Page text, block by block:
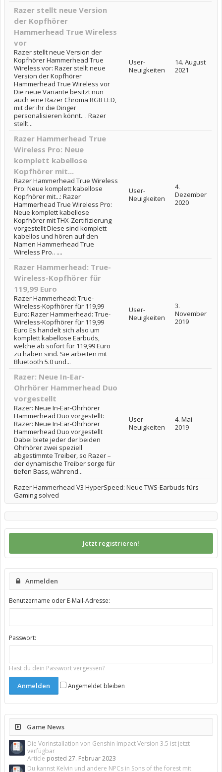
Razer stellt neue Version
der Kopfhörer
Hammerhead True Wireless
vor
Razer stellt neue Version der
Kopfhörer Hammerhead True
Wireless vor: Razer stellt neue
Version der Kopfhörer
Hammerhead True Wireless vor
Die neue Variante besitzt nun
auch eine Razer Chroma RGB LED,
mit der ihr die Dinger
personalisieren könnt.. . Razer
stellt...
User-
Neuigkeiten
14. August
2021
Razer Hammerhead True
Wireless Pro: Neue
komplett kabellose
Kopfhörer mit...
Razer Hammerhead True Wireless
Pro: Neue komplett kabellose
Kopfhörer mit...: Razer
Hammerhead True Wireless Pro:
Neue komplett kabellose
Kopfhörer mit THX-Zertifizierung
vorgestellt Diese sind komplett
kabellos und hören auf den
Namen Hammerhead True
Wireless Pro.. ....
User-
Neuigkeiten
4.
Dezember
2020
Razer Hammerhead: True-
Wireless-Kopfhörer für
119,99 Euro
Razer Hammerhead: True-
Wireless-Kopfhörer für 119,99
Euro: Razer Hammerhead: True-
Wireless-Kopfhörer für 119,99
Euro Es handelt sich also um
komplett kabellose Earbuds,
welche ab sofort für 119,99 Euro
zu haben sind. Sie arbeiten mit
Bluetooth 5.0 und...
User-
Neuigkeiten
3.
November
2019
Razer: Neue In-Ear-
Ohrhörer Hammerhead Duo
vorgestellt
Razer: Neue In-Ear-Ohrhörer
Hammerhead Duo vorgestellt:
Razer: Neue In-Ear-Ohrhörer
Hammerhead Duo vorgestellt
Dabei biete jeder der beiden
Ohrhörer zwei speziell
abgestimmte Treiber, so Razer –
der dynamische Treiber sorge für
tiefen Bass, während...
User-
Neuigkeiten
4. Mai
2019
Razer Hammerhead V3 HyperSpeed: Neue TWS-Earbuds fürs
Gaming solved
Jetzt registrieren!
Anmelden
Benutzername oder E-Mail-Adresse:
Passwort:
Hast du dein Passwort vergessen?
Angemeldet bleiben
Game News
Die Vorinstallation von Genshin Impact Version 3.5 ist jetzt
verfügbar
Article posted 27. Februar 2023
Du kannst Kelvin und andere NPCs in Sons of the forest mit